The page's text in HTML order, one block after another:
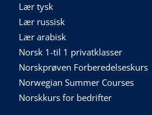
Lær tysk
Lær russisk
Lær arabisk
Norsk 1-til 1 privatklasser
Norskprøven Forberedelseskurs
Norwegian Summer Courses
Norskkurs for bedrifter